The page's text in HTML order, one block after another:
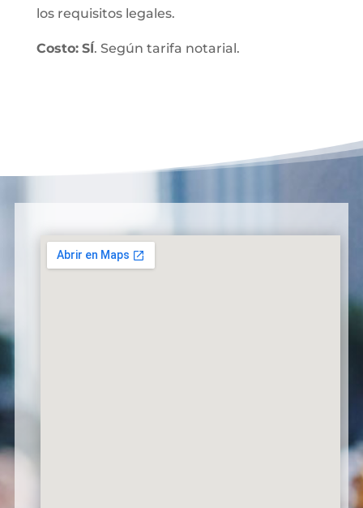
los requisitos legales.
Costo: SÍ. Según tarifa notarial.